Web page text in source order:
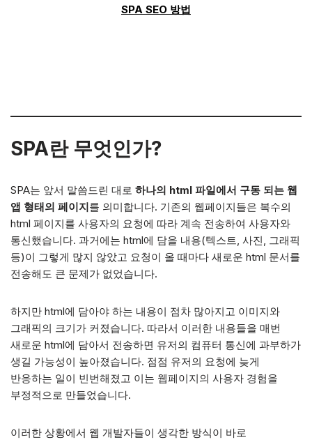
SPA SEO 방법
SPA란 무엇인가?
SPA는 앞서 말씀드린 대로 하나의 html 파일에서 구동 되는 웹
앱 형태의 페이지를 의미합니다. 기존의 웹페이지들은 복수의
html 페이지를 사용자의 요청에 따라 계속 전송하여 사용자와
통신했습니다. 과거에는 html에 담을 내용(텍스트, 사진, 그래픽
등)이 그렇게 많지 않았고 요청이 올 때마다 새로운 html 문서를
전송해도 큰 문제가 없었습니다.
하지만 html에 담아야 하는 내용이 점차 많아지고 이미지와
그래픽의 크기가 커졌습니다. 따라서 이러한 내용들을 매번
새로운 html에 담아서 전송하면 유저의 컴퓨터 통신에 과부하가
생길 가능성이 높아졌습니다. 점점 유저의 요청에 늦게
반응하는 일이 빈번해졌고 이는 웹페이지의 사용자 경험을
부정적으로 만들었습니다.
이러한 상황에서 웹 개발자들이 생각한 방식이 바로